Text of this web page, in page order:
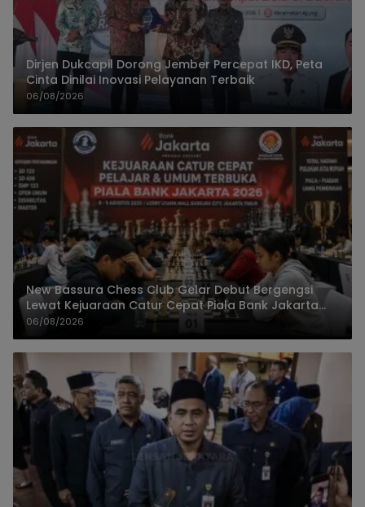
Dirjen Dukcapil Dorong Jember Percepat IKD, Peta
Cinta Dinilai Inovasi Pelayanan Terbaik
06/08/2026
New Bassura Chess Club Gelar Debut Bergengsi
Lewat Kejuaraan Catur Cepat Piala Bank Jakarta
2026
06/08/2026